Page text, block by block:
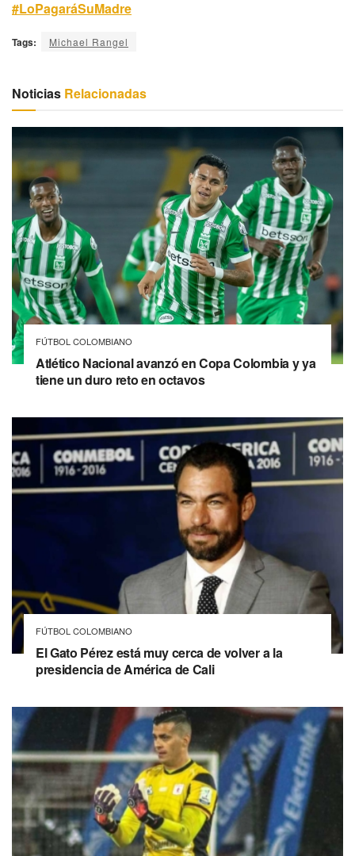
#LoPagaráSuMadre
Tags: Michael Rangel
Noticias Relacionadas
FÚTBOL COLOMBIANO
Atlético Nacional avanzó en Copa Colombia y ya
tiene un duro reto en octavos
FÚTBOL COLOMBIANO
El Gato Pérez está muy cerca de volver a la
presidencia de América de Cali